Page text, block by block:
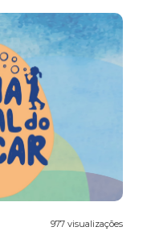
977 visualizações